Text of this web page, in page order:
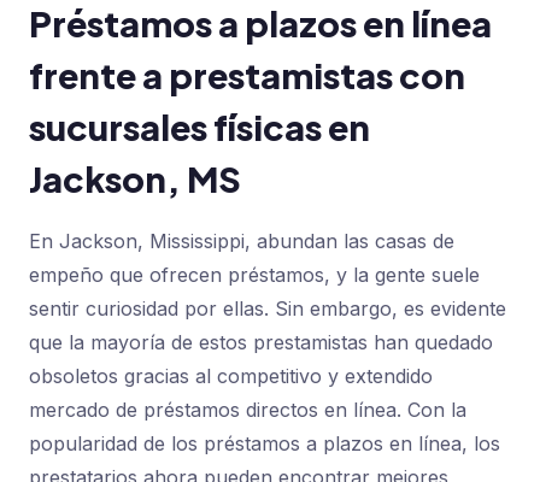
Préstamos a plazos en línea
frente a prestamistas con
sucursales físicas en
Jackson, MS
En Jackson, Mississippi, abundan las casas de
empeño que ofrecen préstamos, y la gente suele
sentir curiosidad por ellas. Sin embargo, es evidente
que la mayoría de estos prestamistas han quedado
obsoletos gracias al competitivo y extendido
mercado de préstamos directos en línea. Con la
popularidad de los préstamos a plazos en línea, los
prestatarios ahora pueden encontrar mejores